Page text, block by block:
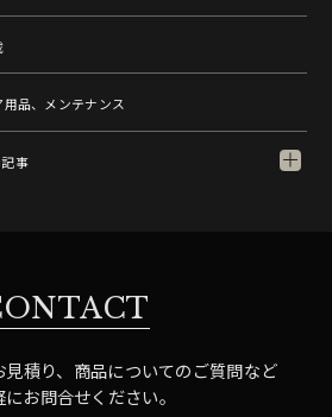
用品、メンテナンス
事
積り、商品についてのご質問など
にお問合せください。